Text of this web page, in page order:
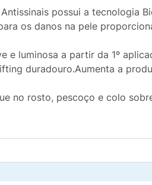
possui a tecnologia
os danos na pele
e luminosa a partir da 1º
duradouro.Aumenta a
no rosto, pescoço e colo